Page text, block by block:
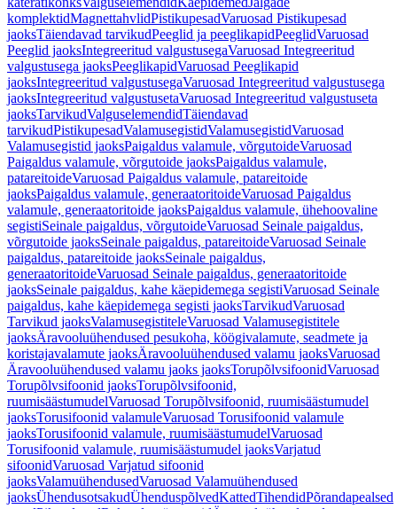
komplektidMagnettahvlidPistikupesadVaruosad Pistikupesad
jaoksTäiendavad tarvikudPeeglid ja peeglikapidPeeglidVaruosad
Peeglid jaoksIntegreeritud valgustusegaVaruosad Integreeritud
valgustusega jaoksPeeglikapidVaruosad Peeglikapid
jaoksIntegreeritud valgustusegaVaruosad Integreeritud valgustusega
jaoksIntegreeritud valgustusetaVaruosad Integreeritud valgustuseta
jaoksTarvikudValguselemendidTäiendavad
tarvikudPistikupesadValamusegistidValamusegistidVaruosad
Valamusegistid jaoksPaigaldus valamule, võrgutoideVaruosad
Paigaldus valamule, võrgutoide jaoksPaigaldus valamule,
patareitoideVaruosad Paigaldus valamule, patareitoide
jaoksPaigaldus valamule, generaatoritoideVaruosad Paigaldus
valamule, generaatoritoide jaoksPaigaldus valamule, ühehoovaline
segistiSeinale paigaldus, võrgutoideVaruosad Seinale paigaldus,
võrgutoide jaoksSeinale paigaldus, patareitoideVaruosad Seinale
paigaldus, patareitoide jaoksSeinale paigaldus,
generaatoritoideVaruosad Seinale paigaldus, generaatoritoide
jaoksSeinale paigaldus, kahe käepidemega segistiVaruosad Seinale
paigaldus, kahe käepidemega segisti jaoksTarvikudVaruosad
Tarvikud jaoksValamusegistiteleVaruosad Valamusegistitele
jaoksÄravooluühendused pesukoha, köögivalamute, seadmete ja
koristajavalamute jaoksÄravooluühendused valamu jaoksVaruosad
Äravooluühendused valamu jaoks jaoksTorupõlvsifoonidVaruosad
Torupõlvsifoonid jaoksTorupõlvsifoonid,
ruumisäästumudelVaruosad Torupõlvsifoonid, ruumisäästumudel
jaoksTorusifoonid valamuleVaruosad Torusifoonid valamule
jaoksTorusifoonid valamule, ruumisäästumudelVaruosad
Torusifoonid valamule, ruumisäästumudel jaoksVarjatud
sifoonidVaruosad Varjatud sifoonid
jaoksValamuühendusedVaruosad Valamuühendused
jaoksÜhendusotsakudÜhenduspõlvedKattedTihendidPõrandapealsed